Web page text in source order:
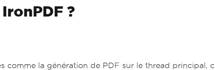
?
comme la génération de PDF sur le thread principal,